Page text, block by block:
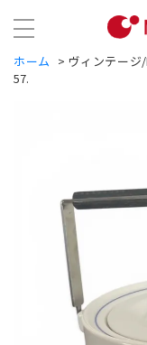
ホーム > ヴィンテージ
57.